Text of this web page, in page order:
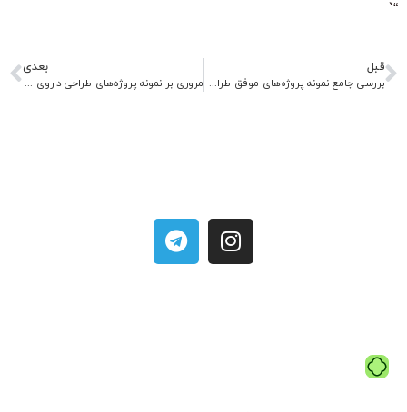
“`
قبل
بررسی جامع نمونه پروژه‌های موفق طراحی دارو
بعدی
مروری بر نمونه پروژه‌های طراحی داروی ضد سرطان